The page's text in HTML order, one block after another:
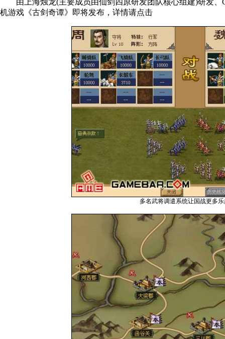
由上海烛龙(主要成员由仙剑四原研发团队核心组建)研发、
机游戏《古剑奇谭》即将发布，详情请点击
多名武将调遣系统让国战更多乐